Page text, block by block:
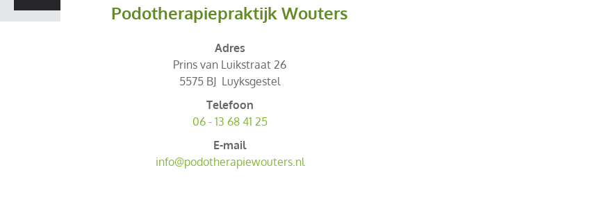
Podotherapiepraktijk Wouters
Adres
Prins van Luikstraat 26
5575 BJ Luyksgestel
Telefoon
06 - 13 68 41 25
E-mail
info@podotherapiewouters.nl